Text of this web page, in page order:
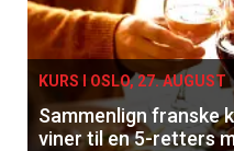
KURS I OSLO, 27. AUGUST
Sammenlign franske
viner til en 5-retters